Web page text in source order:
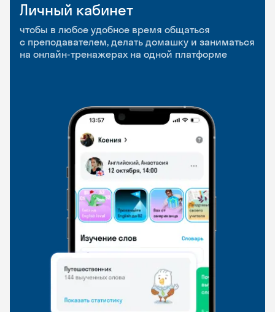
Личный кабинет
чтобы в любое удобное время общаться
с преподавателем, делать домашку и заниматься
на онлайн-тренажерах на одной платформе
Мобильное
приложение
чтобы заниматься и изучать новые слова где
и когда удобно
Разговорные клубы
и Talks
Групповые занятия для разговорной практики
и индивидуальные встречи с преподавателями